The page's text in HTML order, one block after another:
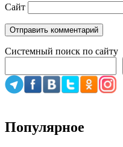
Сайт
Системный поиск по сайту
Популярное